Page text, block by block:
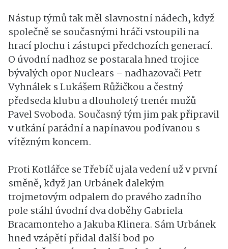
Nástup týmů tak měl slavnostní nádech, když
společně se současnými hráči vstoupili na
hrací plochu i zástupci předchozích generací.
O úvodní nadhoz se postarala hned trojice
bývalých opor Nuclears – nadhazovači Petr
Vyhnálek s Lukášem Růžičkou a čestný
předseda klubu a dlouholetý trenér mužů
Pavel Svoboda. Současný tým jim pak připravil
v utkání parádní a napínavou podívanou s
vítězným koncem.
Proti Kotlářce se Třebíč ujala vedení už v první
směně, když Jan Urbánek dalekým
trojmetovým odpalem do pravého zadního
pole stáhl úvodní dva doběhy Gabriela
Bracamonteho a Jakuba Klinera. Sám Urbánek
hned vzápětí přidal další bod po